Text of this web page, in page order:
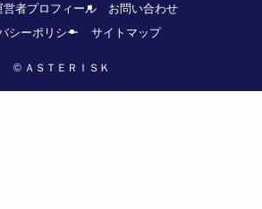
営者プロフィール
お問い合わせ
シーポリシー
サイトマップ
© ＡＳＴＥＲＩＳＫ